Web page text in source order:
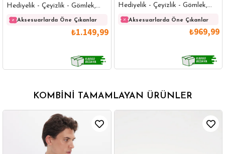
Hediyelik - Çeyizlik - Gömlek,
Parfüm Ve Kemer Seti
Aksesuarlarda Öne Çıkanlar
₺1.149,99
Hediyelik - Çeyizlik - Gömlek,
Parfüm Ve Kemer Seti
Aksesuarlarda Öne Çıkanlar
₺969,99
KOMBINI TAMAMLAYAN ÜRÜNLER